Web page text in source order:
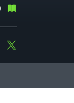
Youtube